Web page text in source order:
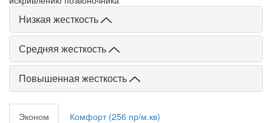
Низкая жесткость
Средняя жесткость
Повышенная жесткость
Эконом Комфорт (256 пр/м.кв)